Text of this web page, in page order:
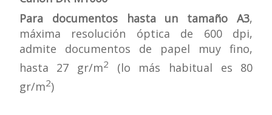
Para documentos hasta un tamaño A3,
máxima resolución óptica de 600 dpi,
admite documentos de papel muy fino,
hasta 27 gr/m2
(lo más habitual es 80
gr/m2)